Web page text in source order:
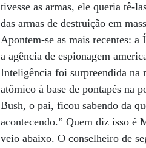
tivesse as armas, ele queria tê-
das armas de destruição em
Apontem-se as mais recentes:
a agência de espionagem
Inteligência foi surpreendida na
atômico à base de pontapés na
Bush, o pai, ficou sabendo da
acontecendo.” Quem diz isso
veio abaixo. O conselheiro de